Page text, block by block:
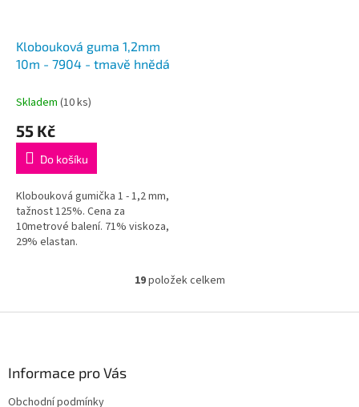
Klobouková guma 1,2mm
10m - 7904 - tmavě hnědá
Skladem (10 ks)
55 Kč
Do košíku
Klobouková gumička 1 - 1,2 mm,
tažnost 125%. Cena za
10metrové balení. 71% viskoza,
29% elastan.
O
l
19položek celkem
Informace pro Vás
Obchodní podmínky